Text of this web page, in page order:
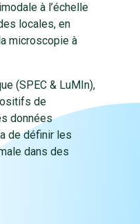
à l’échelle
locales, en
microscopie à
(SPEC & LuMIn),
de
données
de définir les
dans des